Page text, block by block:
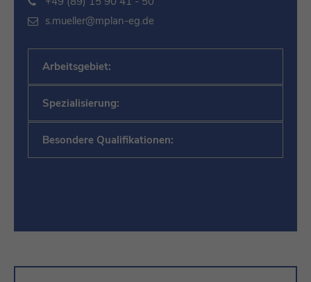
s.mueller@mplan-eg.de
Arbeitsgebiet:
Spezialisierung:
Besondere Qualifikationen: